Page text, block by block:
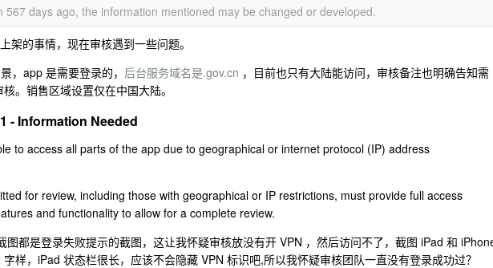
567 days ago, the information mentioned may be changed or developed.
架的事情，现在审核遇到一些问题。
，app 是需要登录的， 后台服务域名是.gov.cn ，目前也只有大陆能访问，审核备注也明确告知需
。销售区域设置仅在中国大陆。
- Information Needed
to access all parts of the app due to geographical or internet protocol (IP) address
for review, including those with geographical or IP restrictions, must provide full access
and functionality to allow for a complete review.
图都是登录失败提示的截图，这让我怀疑审核放没有开 VPN ，然后访问不了，截图 iPad 和
样，iPad 状态栏很长，应该不会隐藏 VPN 标识吧,所以我怀疑审核团队一直没有登录成功过？